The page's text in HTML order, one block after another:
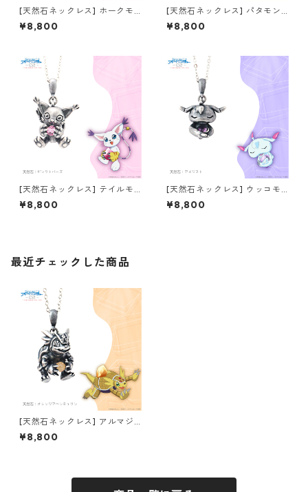
[天然石ネックレス] ホークモ
ン デジモンアドベンチャー02
THE BEGINNING
¥8,800
[天然石ネックレス] パタモン
デジモンアドベンチャー02 T
HE BEGINNING
¥8,800
[天然石ネックレス] テイルモ
ン デジモンアドベンチャー02
THE BEGINNING
¥8,800
[天然石ネックレス] ウッコモ
ン デジモンアドベンチャー02
THE BEGINNING
¥8,800
最近チェックした商品
[天然石ネックレス] アルマジ
モン デジモンアドベンチャー
02 THE BEGINNING
¥8,800